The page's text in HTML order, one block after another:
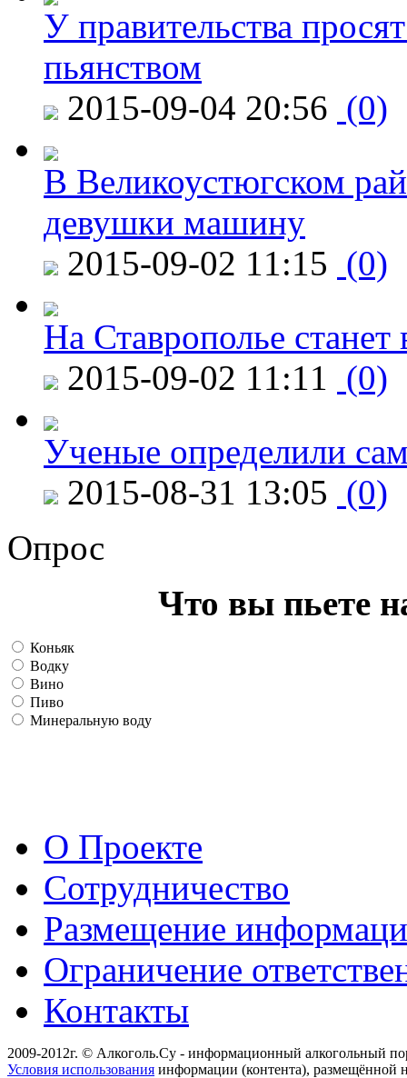
У правительства
пьянством
2015-09-04 20:56 (0)
В Великоустюгском
девушки машину
2015-09-02 11:15 (0)
На Ставрополье
2015-09-02 11:11 (0)
Ученые определили
2015-08-31 13:05 (0)
Опрос
Что вы пьете
Коньяк
Водку
Вино
Пиво
Минеральную воду
О Проекте
Сотрудничество
Размещение
Ограничение
Контакты
2009-2012г. © Алкоголь.Су - информационный алкогольный
Условия использования информации (контента), размещённой